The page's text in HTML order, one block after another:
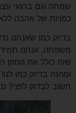
שמחה וגם ברגעי
כמויות של אהבה
בדיוק כמו שאנחנו
משפחה, אנחנו
שזה כולל את המזון
ומהנה בדיוק כמו
חשוב לבדוק לפני?